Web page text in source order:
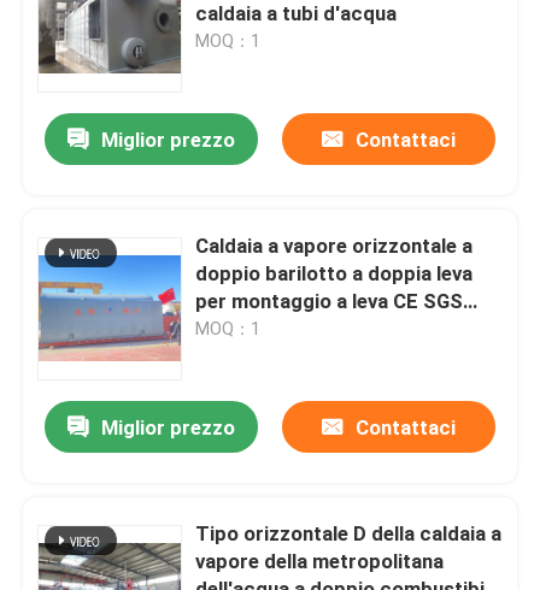
Video
Circa noi
Controllo di qualità
Contattici
Notizie
Caldaia a gasolio
caldaia a tubi d'acqua
MOQ：1
Miglior prezzo Contattaci
Caldaia a vapore orizzontale a
doppio barilotto a doppia leva
per montaggio a leva CE SGS
della caldaia a vapore
MOQ：1
Miglior prezzo Contattaci
Tipo orizzontale D della caldaia a
vapore della metropolitana